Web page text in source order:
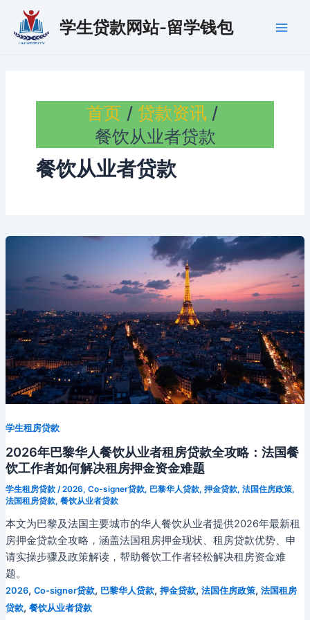
学生贷款网站-留学钱包
首页
贷款资讯
餐饮从业者贷款
餐饮从业者贷款
学生租房贷款
2026年巴黎华人餐饮从业者租房贷款全攻略：法国餐
饮工作者如何解决租房押金资金难题
学生租房贷款/2026, Co-signer贷款, 巴黎华人贷款, 押金贷款, 法国住房政策,
法国租房贷款, 餐饮从业者贷款
本文为巴黎及法国主要城市的华人餐饮从业者提供2026年最新租
房押金贷款全攻略，涵盖法国租房押金现状、租房贷款优势、申
请实操步骤及政策解读，帮助餐饮工作者轻松解决租房资金难
题。
2026, Co-signer贷款, 巴黎华人贷款, 押金贷款, 法国住房政策, 法国租房
贷款, 餐饮从业者贷款